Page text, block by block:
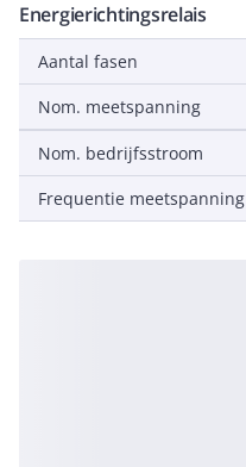
Energierichtingsrelais
Aantal fasen
Nom. meetspanning
Nom. bedrijfsstroom
Frequentie meetspanning